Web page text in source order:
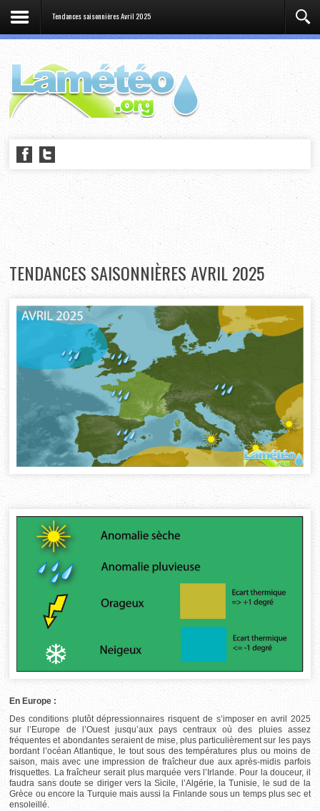
Tendances saisonnières Avril 2025
TENDANCES SAISONNIÈRES AVRIL 2025
En Europe :
Des conditions plutôt dépressionnaires risquent de s’imposer en avril 2025
sur l’Europe de l’Ouest jusqu’aux pays centraux où des pluies assez
fréquentes et abondantes seraient de mise, plus particulièrement sur les pays
bordant l’océan Atlantique, le tout sous des températures plus ou moins de
saison, mais avec une impression de fraîcheur due aux après-midis parfois
frisquettes. La fraîcheur serait plus marquée vers l’Irlande. Pour la douceur, il
faudra sans doute se diriger vers la Sicile, l’Algérie, la Tunisie, le sud de la
Grèce ou encore la Turquie mais aussi la Finlande sous un temps plus sec et
ensoleillé.